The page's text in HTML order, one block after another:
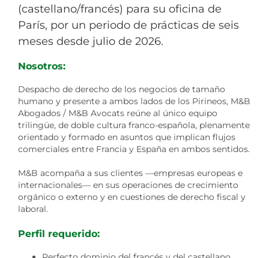
(castellano/francés) para su oficina de
París, por un periodo de prácticas de seis
meses desde julio de 2026.
Nosotros:
Despacho de derecho de los negocios de tamaño
humano y presente a ambos lados de los Pirineos, M&B
Abogados / M&B Avocats reúne al único equipo
trilingüe, de doble cultura franco-española, plenamente
orientado y formado en asuntos que implican flujos
comerciales entre Francia y España en ambos sentidos.
M&B acompaña a sus clientes —empresas europeas e
internacionales— en sus operaciones de crecimiento
orgánico o externo y en cuestiones de derecho fiscal y
laboral.
Perfil requerido: